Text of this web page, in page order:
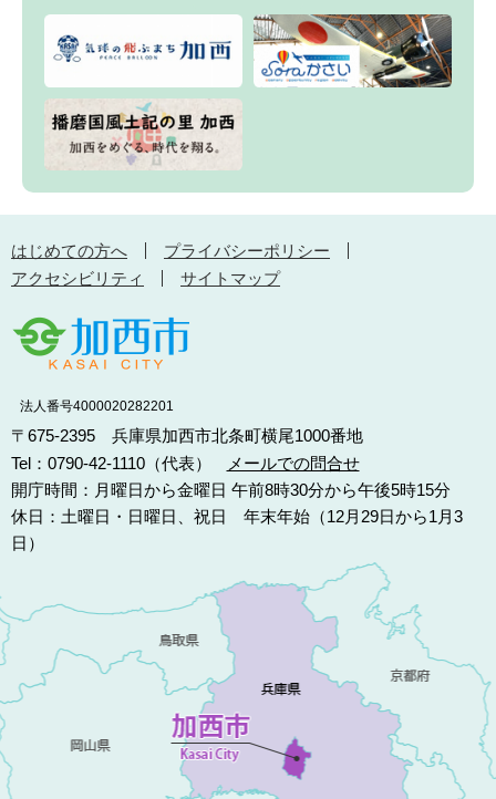
はじめての方へ
プライバシーポリシー
アクセシビリティ
サイトマップ
法人番号4000020282201
〒675-2395 兵庫県加西市北条町横尾1000番地
Tel：0790-42-1110（代表）
メールでの問合せ
開庁時間：月曜日から金曜日 午前8時30分から午後5時15分
休日：土曜日・日曜日、祝日 年末年始（12月29日から1月3
日）